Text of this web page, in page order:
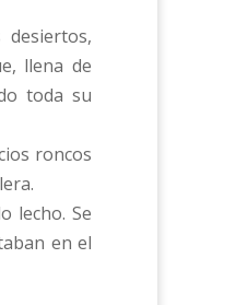
llena de
toda su
roncos
lecho. Se
en el